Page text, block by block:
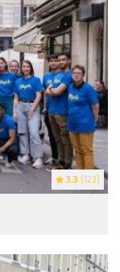
3.3 (123)